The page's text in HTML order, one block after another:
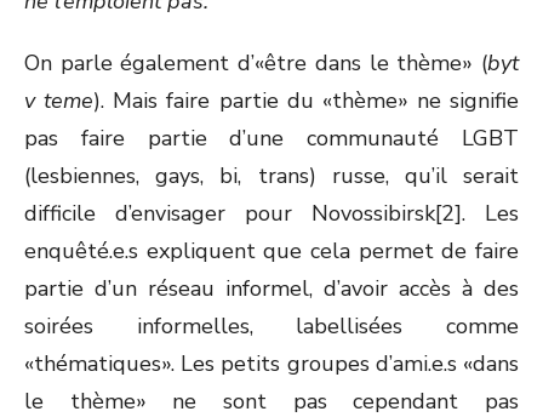
On parle également d’«être dans le thème» (byt
v teme). Mais faire partie du «thème» ne signifie
pas faire partie d’une communauté LGBT
(lesbiennes, gays, bi, trans) russe, qu’il serait
difficile d’envisager pour Novossibirsk[2]. Les
enquêté.e.s expliquent que cela permet de faire
partie d’un réseau informel, d’avoir accès à des
soirées informelles, labellisées comme
«thématiques». Les petits groupes d’ami.e.s «dans
le thème» ne sont pas cependant pas